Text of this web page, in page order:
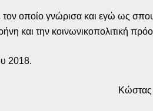
τον οποίο γνώρισα και εγώ ως
και την κοινωνικοπολιτική
2018.
Κώστας